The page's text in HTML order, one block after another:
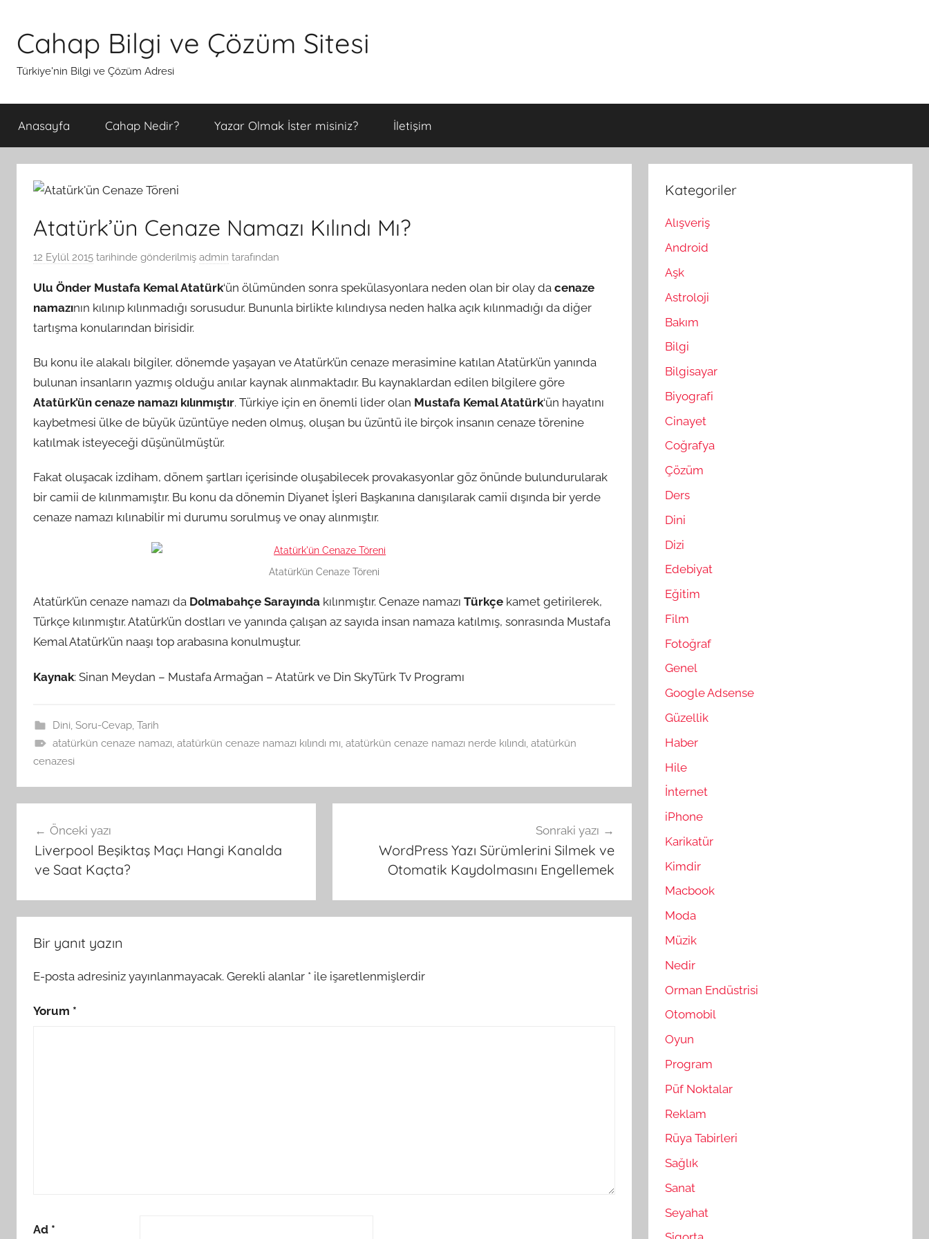
Cahap Bilgi ve Çözüm Sitesi
Türkiye'nin Bilgi ve Çözüm Adresi
Anasayfa Cahap Nedir? Yazar Olmak İster misiniz? İletişim
Atatürk’ün Cenaze Namazı Kılındı Mı?
12 Eylül 2015 tarihinde gönderilmiş admin tarafından
Ulu Önder Mustafa Kemal Atatürk‘ün ölümünden sonra spekülasyonlara neden olan bir olay da cenaze
namazının kılınıp kılınmadığı sorusudur. Bununla birlikte kılındıysa neden halka açık kılınmadığı da diğer
tartışma konularından birisidir.
Bu konu ile alakalı bilgiler, dönemde yaşayan ve Atatürk’ün cenaze merasimine katılan Atatürk’ün yanında
bulunan insanların yazmış olduğu anılar kaynak alınmaktadır. Bu kaynaklardan edilen bilgilere göre
Atatürk’ün cenaze namazı kılınmıştır. Türkiye için en önemli lider olan Mustafa Kemal Atatürk‘ün hayatını
kaybetmesi ülke de büyük üzüntüye neden olmuş, oluşan bu üzüntü ile birçok insanın cenaze törenine
katılmak isteyeceği düşünülmüştür.
Fakat oluşacak izdiham, dönem şartları içerisinde oluşabilecek provakasyonlar göz önünde bulundurularak
bir camii de kılınmamıştır. Bu konu da dönemin Diyanet İşleri Başkanına danışılarak camii dışında bir yerde
cenaze namazı kılınabilir mi durumu sorulmuş ve onay alınmıştır.
Atatürk’ün Cenaze Töreni
Atatürk’ün cenaze namazı da Dolmabahçe Sarayında kılınmıştır. Cenaze namazı Türkçe kamet getirilerek,
Türkçe kılınmıştır. Atatürk’ün dostları ve yanında çalışan az sayıda insan namaza katılmış, sonrasında Mustafa
Kemal Atatürk’ün naaşı top arabasına konulmuştur.
Kaynak: Sinan Meydan – Mustafa Armağan – Atatürk ve Din SkyTürk Tv Programı
Dini Soru-Cevap, Tarih
atatürkün cenaze namazı atatürkün cenaze namazı kılındı mı atatürkün cenaze namazı nerde kılındı atatürkün
cenazesi
gezinmesi
Önceki yazı
Liverpool Beşiktaş Maçı Hangi Kanalda
ve Saat Kaçta?
Sonraki yazı
WordPress Yazı Sürümlerini Silmek ve
Otomatik Kaydolmasını Engellemek
Bir yanıt yazın
E-posta adresiniz yayınlanmayacak. Gerekli alanlar * ile işaretlenmişlerdir
Yorum *
Ad *
Kategoriler
Alışveriş
Android
Aşk
Astroloji
Bakım
Bilgi
Bilgisayar
Biyografi
Cinayet
Coğrafya
Çözüm
Ders
Dini
Dizi
Edebiyat
Eğitim
Film
Fotoğraf
Genel
Google Adsense
Güzellik
Haber
Hile
İnternet
iPhone
Karikatür
Kimdir
Macbook
Moda
Müzik
Nedir
Orman Endüstrisi
Otomobil
Oyun
Program
Püf Noktalar
Reklam
Rüya Tabirleri
Sağlık
Sanat
Seyahat